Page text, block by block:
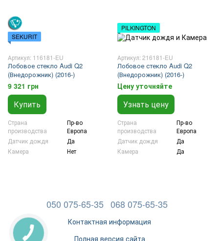
SEKURIT
Артикул: 116181-EU
Лобовое стекло Audi Q2
(Внедорожник) (2016-)
9 321 грн
Купить
Страна
производства
Пр-во
Европа
Датчик дождя
Да
Камера
Нет
PILKINGTON
Артикул: 216181-EU
Лобовое стекло Audi Q2
(Внедорожник) (2016-)
Цену уточняйте
Узнать цену
Страна
производства
Пр-во
Европа
Датчик дождя
Да
Камера
Да
050 075-65-35 068 075-65-35
Контактная информация
Полная версия сайта